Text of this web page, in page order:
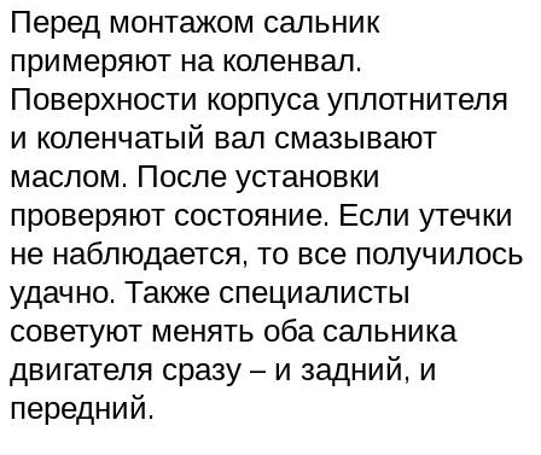
Перед монтажом сальник
примеряют на коленвал.
Поверхности корпуса уплотнителя
и коленчатый вал смазывают
маслом. После установки
проверяют состояние. Если утечки
не наблюдается, то все получилось
удачно. Также специалисты
советуют менять оба сальника
двигателя сразу – и задний, и
передний.